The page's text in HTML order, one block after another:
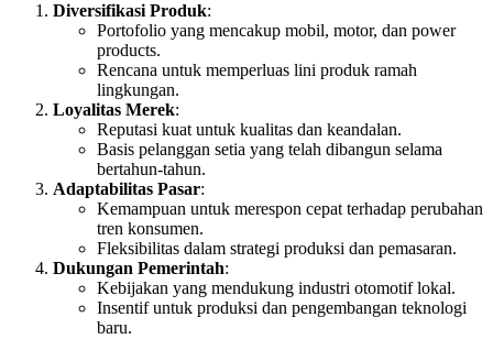
Diversifikasi Produk:
Portofolio yang mencakup mobil, motor, dan power
products.
Rencana untuk memperluas lini produk ramah
lingkungan.
Loyalitas Merek:
Reputasi kuat untuk kualitas dan keandalan.
Basis pelanggan setia yang telah dibangun selama
bertahun-tahun.
Adaptabilitas Pasar:
Kemampuan untuk merespon cepat terhadap perubahan
tren konsumen.
Fleksibilitas dalam strategi produksi dan pemasaran.
Dukungan Pemerintah:
Kebijakan yang mendukung industri otomotif lokal.
Insentif untuk produksi dan pengembangan teknologi
baru.